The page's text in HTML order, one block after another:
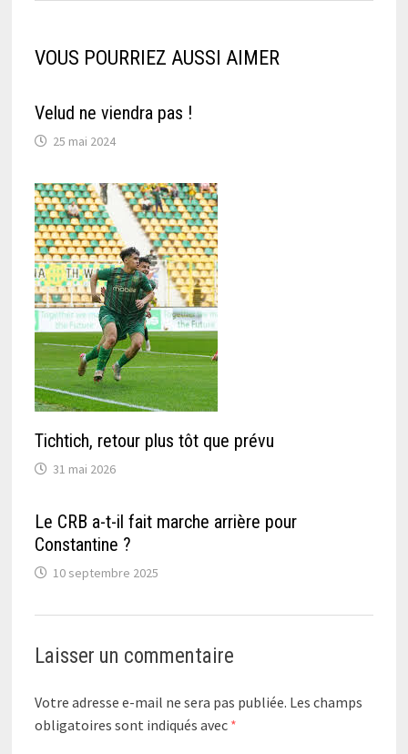
VOUS POURRIEZ AUSSI AIMER
Velud ne viendra pas !
25 mai 2024
Tichtich, retour plus tôt que prévu
31 mai 2026
Le CRB a-t-il fait marche arrière pour
Constantine ?
10 septembre 2025
Laisser un commentaire
Votre adresse e-mail ne sera pas publiée. Les champs
obligatoires sont indiqués avec *